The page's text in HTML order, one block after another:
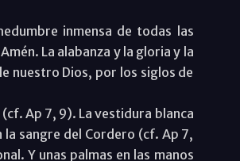
inmensa de todas las
La alabanza y la gloria y la
nuestro Dios, por los siglos de
Ap 7, 9). La vestidura blanca
la sangre del Cordero (cf. Ap 7,
Y unas palmas en las manos